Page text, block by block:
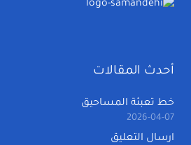
أحدث المقالات
خط تعبئة المساحيق
2026-04-07
ارسال التعليق